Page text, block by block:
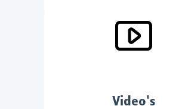
Video's